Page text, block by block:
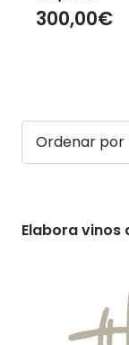
300,00€
Elabora vinos